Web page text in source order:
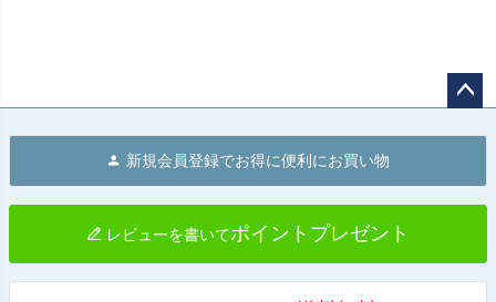
へ
新規会員登録でお得に便利にお買い物
レビューを書いてポイントプレゼント